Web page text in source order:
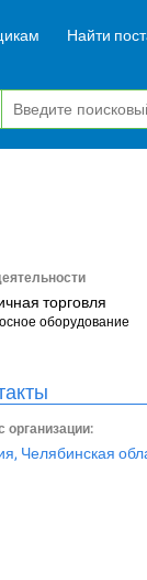
Найти
торговля
оборудование
организации:
Челябинская